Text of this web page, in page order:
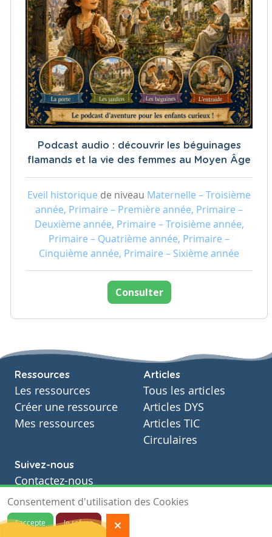
Podcast audio : découvrir les béguinages
flamands et la vie des femmes au Moyen Âge
Eveil historique de niveau Maternelle – Troisième
année, Primaire – Première année, Primaire –
Deuxième année, Primaire – Troisième année,
Primaire – Quatrième année, Primaire –
Cinquième année, Primaire – Sixième année
Consulter
Ressources
Les ressources
Créer une ressource
Mes ressources
Articles
Tous les articles
Articles DYS
Articles TIC
Circulaires
Suivez-nous
Contactez-nous
Soutien scolaire
Notre page Facebook
Consentement d'utilisation des Cookies
J'accepte
Je refuse